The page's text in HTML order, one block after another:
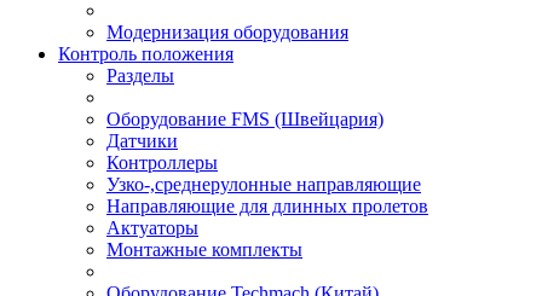
Модернизация оборудования
Контроль положения
Разделы
Оборудование FMS (Швейцария)
Датчики
Контроллеры
Узко-,среднерулонные направляющие
Направляющие для длинных пролетов
Актуаторы
Монтажные комплекты